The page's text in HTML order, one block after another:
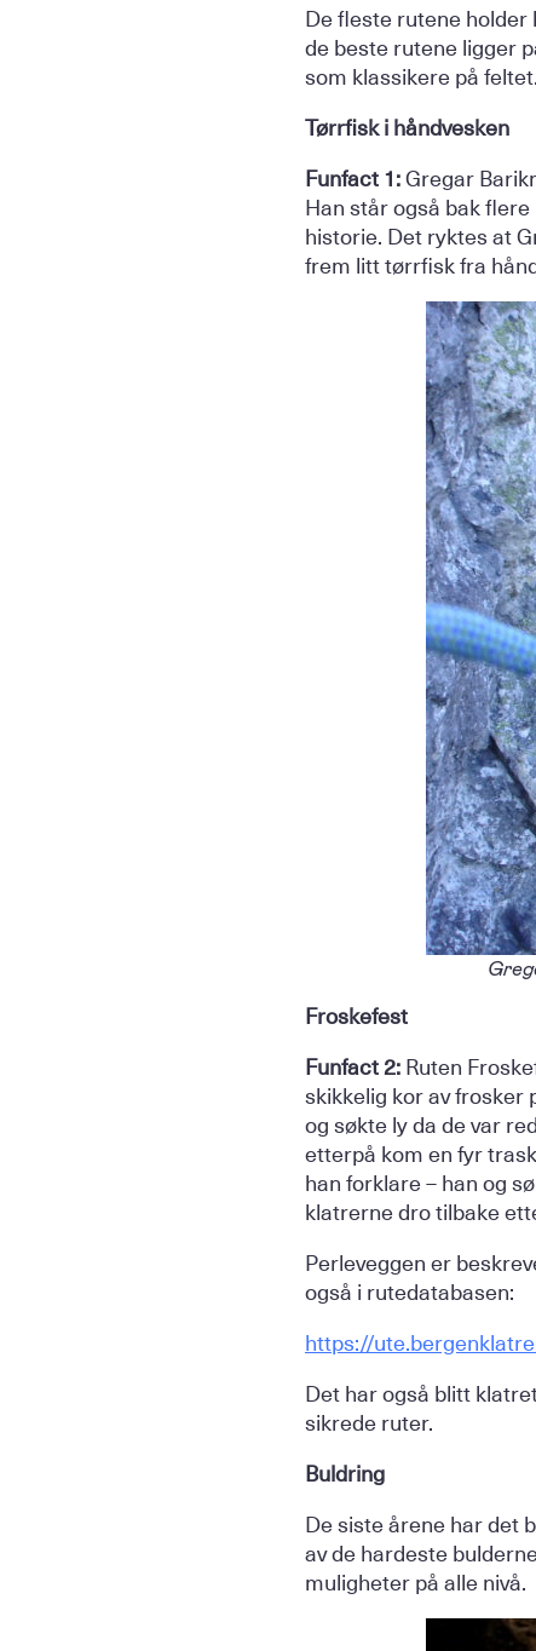
De fleste rutene
de beste rutene ligger
som klassikere på feltet.
Tørrfisk i håndvesken
Funfact 1:Gregar
Han står også bak
historie. Det ryktes at
frem litt tørrfisk fra
Froskefest
Funfact 2:Ruten
skikkelig kor av frosker
og søkte ly da de var
etterpå kom en fyr
han forklare – han og
klatrerne dro tilbake
Perleveggen er
også i rutedatabasen:
https://
Det har også blitt
sikrede ruter.
Buldring
De siste årene har det
av de hardeste
muligheter på alle nivå.